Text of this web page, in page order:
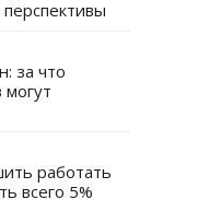
за что
могут
работать
всего 5%